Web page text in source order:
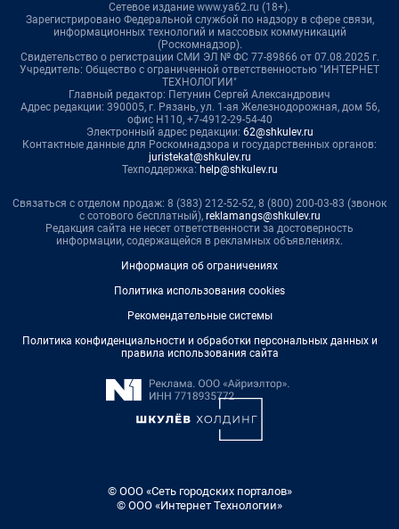
Сетевое издание www.ya62.ru (18+).
Зарегистрировано Федеральной службой по надзору в сфере связи,
информационных технологий и массовых коммуникаций
(Роскомнадзор).
Свидетельство о регистрации СМИ ЭЛ № ФС 77-89866 от 07.08.2025 г.
Учредитель: Общество с ограниченной ответственностью "ИНТЕРНЕТ
ТЕХНОЛОГИИ"
Главный редактор: Петунин Сергей Александрович
Адрес редакции: 390005, г. Рязань, ул. 1-ая Железнодорожная, дом 56,
офис Н110, +7-4912-29-54-40
Электронный адрес редакции: 62@shkulev.ru
Контактные данные для Роскомнадзора и государственных органов:
juristekat@shkulev.ru
Техподдержка: help@shkulev.ru
Связаться с отделом продаж: 8 (383) 212-52-52, 8 (800) 200-03-83 (звонок
с сотового бесплатный), reklamangs@shkulev.ru
Редакция сайта не несет ответственности за достоверность
информации, содержащейся в рекламных объявлениях.
Информация об ограничениях
Политика использования cookies
Рекомендательные системы
Политика конфиденциальности и обработки персональных данных и
правила использования сайта
© ООО «Сеть городских порталов»
© ООО «Интернет Технологии»